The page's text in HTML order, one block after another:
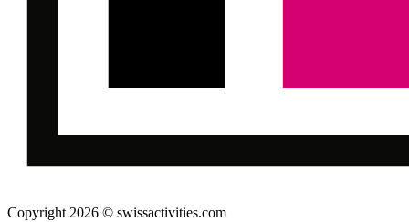
Copyright 2026 © swissactivities.com